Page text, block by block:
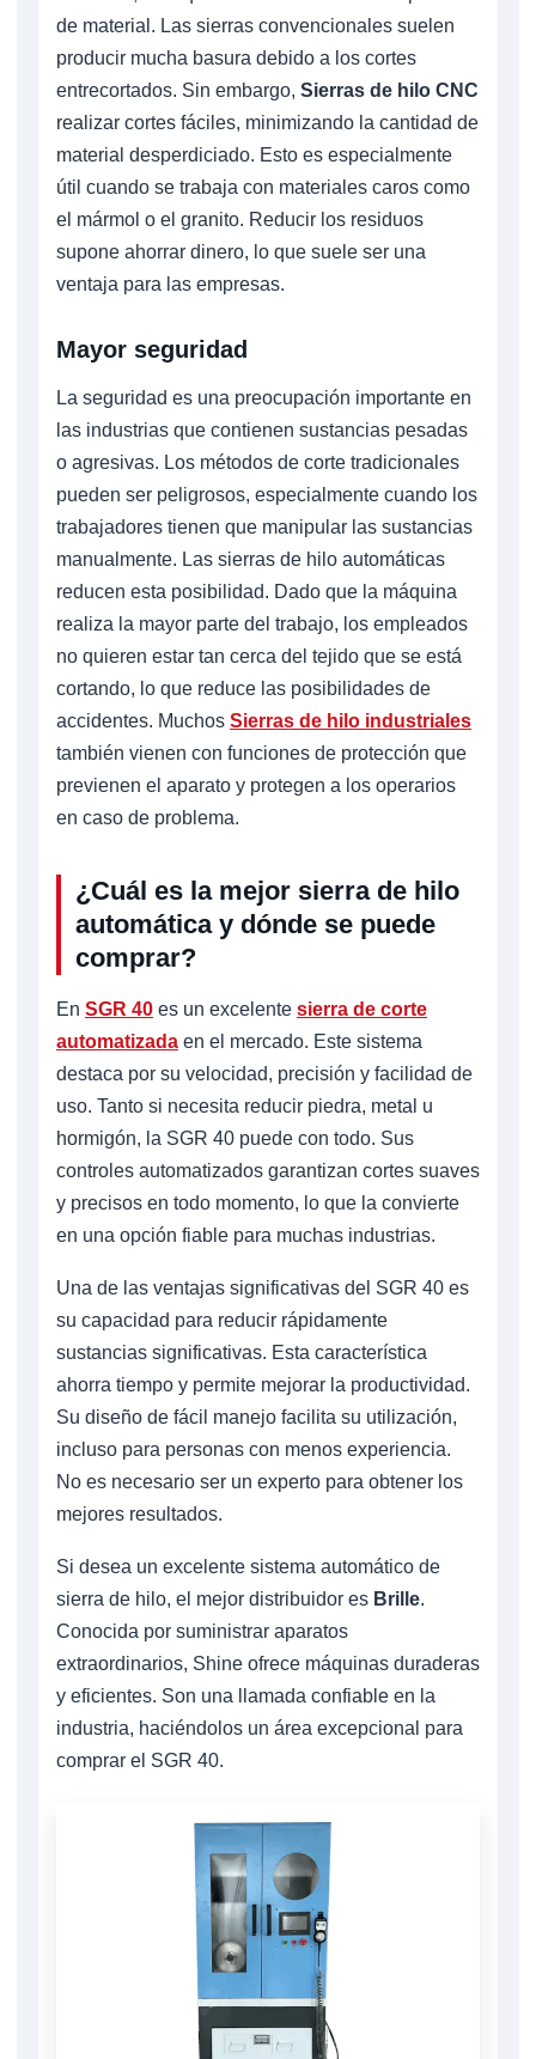
de material. Las sierras convencionales suelen
producir mucha basura debido a los cortes
entrecortados. Sin embargo, Sierras de hilo CNC
realizar cortes fáciles, minimizando la cantidad de
material desperdiciado. Esto es especialmente
útil cuando se trabaja con materiales caros como
el mármol o el granito. Reducir los residuos
supone ahorrar dinero, lo que suele ser una
ventaja para las empresas.
Mayor seguridad
La seguridad es una preocupación importante en
las industrias que contienen sustancias pesadas
o agresivas. Los métodos de corte tradicionales
pueden ser peligrosos, especialmente cuando los
trabajadores tienen que manipular las sustancias
manualmente. Las sierras de hilo automáticas
reducen esta posibilidad. Dado que la máquina
realiza la mayor parte del trabajo, los empleados
no quieren estar tan cerca del tejido que se está
cortando, lo que reduce las posibilidades de
accidentes. Muchos Sierras de hilo industriales
también vienen con funciones de protección que
previenen el aparato y protegen a los operarios
en caso de problema.
¿Cuál es la mejor sierra de hilo
automática y dónde se puede
comprar?
En SGR 40 es un excelente sierra de corte
automatizada en el mercado. Este sistema
destaca por su velocidad, precisión y facilidad de
uso. Tanto si necesita reducir piedra, metal u
hormigón, la SGR 40 puede con todo. Sus
controles automatizados garantizan cortes suaves
y precisos en todo momento, lo que la convierte
en una opción fiable para muchas industrias.
Una de las ventajas significativas del SGR 40 es
su capacidad para reducir rápidamente
sustancias significativas. Esta característica
ahorra tiempo y permite mejorar la productividad.
Su diseño de fácil manejo facilita su utilización,
incluso para personas con menos experiencia.
No es necesario ser un experto para obtener los
mejores resultados.
Si desea un excelente sistema automático de
sierra de hilo, el mejor distribuidor es Brille.
Conocida por suministrar aparatos
extraordinarios, Shine ofrece máquinas duraderas
y eficientes. Son una llamada confiable en la
industria, haciéndolos un área excepcional para
comprar el SGR 40.